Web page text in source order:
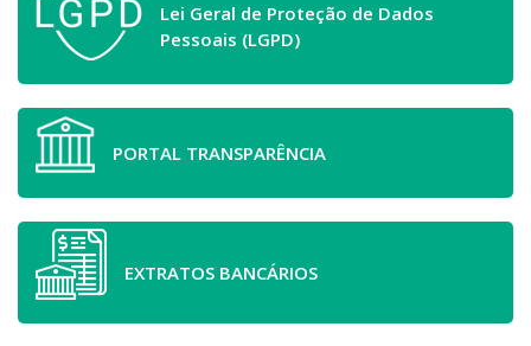
Lei Geral de Proteção de Dados
Pessoais (LGPD)
PORTAL TRANSPARÊNCIA
EXTRATOS BANCÁRIOS